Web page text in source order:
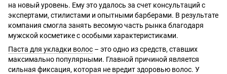
на новый уровень. Ему это удалось за счет консультаций с
экспертами, стилистами и опытными барберами. В результате
компания смогла занять весомую часть рынка благодаря
мужской косметике с особыми характеристиками.
Паста для укладки волос – это одно из средств, ставших
максимально популярными. Главной причиной является
сильная фиксация, которая не вредит здоровью волос. У